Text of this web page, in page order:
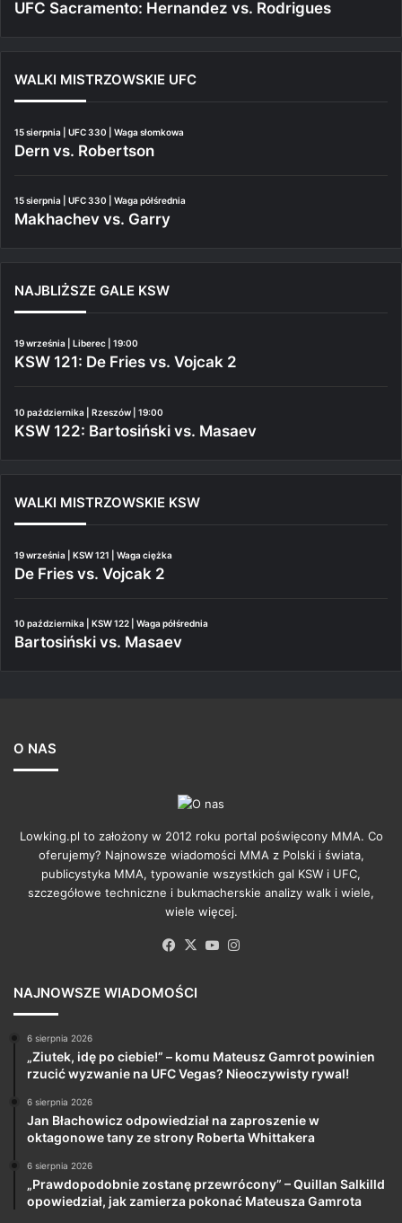
UFC Sacramento: Hernandez vs. Rodrigues
WALKI MISTRZOWSKIE UFC
15 sierpnia | UFC 330 | Waga słomkowa
Dern vs. Robertson
15 sierpnia | UFC 330 | Waga półśrednia
Makhachev vs. Garry
NAJBLIŻSZE GALE KSW
19 września | Liberec | 19:00
KSW 121: De Fries vs. Vojcak 2
10 października | Rzeszów | 19:00
KSW 122: Bartosiński vs. Masaev
WALKI MISTRZOWSKIE KSW
19 września | KSW 121 | Waga ciężka
De Fries vs. Vojcak 2
10 października | KSW 122 | Waga półśrednia
Bartosiński vs. Masaev
O NAS
Lowking.pl to założony w 2012 roku portal poświęcony MMA. Co
oferujemy? Najnowsze wiadomości MMA z Polski i świata,
publicystyka MMA, typowanie wszystkich gal KSW i UFC,
szczegółowe techniczne i bukmacherskie analizy walk i wiele,
wiele więcej.
Facebook
X YouTube
NAJNOWSZE WIADOMOŚCI
6 sierpnia 2026
„Ziutek, idę po ciebie!” – komu Mateusz Gamrot powinien
rzucić wyzwanie na UFC Vegas? Nieoczywisty rywal!
6 sierpnia 2026
Jan Błachowicz odpowiedział na zaproszenie w
oktagonowe tany ze strony Roberta Whittakera
6 sierpnia 2026
„Prawdopodobnie zostanę przewrócony” – Quillan Salkilld
opowiedział, jak zamierza pokonać Mateusza Gamrota